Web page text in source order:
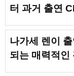
터 과거 출연
나가세 렌이
되는 매력적인